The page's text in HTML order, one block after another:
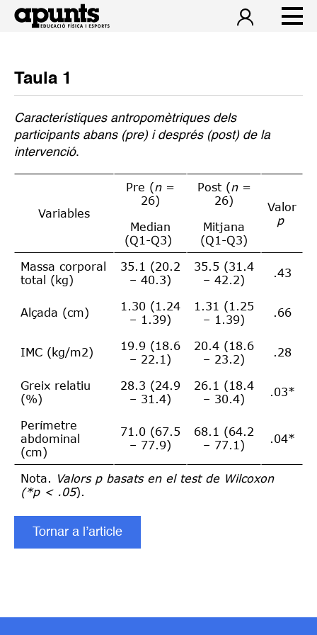
Taula 1
Característiques antropomètriques dels
participants abans (pre) i després (post) de la
intervenció.
Variables
Pre (n =
26)
Post (n=
26)
Valor
p
Median
(Q1-Q3)
Mitjana
(Q1-Q3)
Massa corporal
total (kg)
35.1 (20.2
– 40.3)
35.5 (31.4
– 42.2)
.43
Alçada (cm)
1.30 (1.24
– 1.39)
1.31 (1.25
– 1.39)
.66
IMC (kg/m2)
19.9 (18.6
– 22.1)
20.4 (18.6
– 23.2)
.28
Greix relatiu
(%)
28.3 (24.9
– 31.4)
26.1 (18.4
– 30.4)
.03*
Perímetre
abdominal
(cm)
71.0 (67.5
– 77.9)
68.1 (64.2
– 77.1)
.04*
Nota.
Valors p basats en el test de Wilcoxon
(*p < .05).
Tornar a l’article